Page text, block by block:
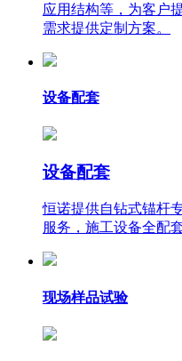
应用结构等，为客户
需求提供定制方案。
设备配套
设备配套
恒诺提供自钻式锚杆
服务，施工设备全配
现场样品试验